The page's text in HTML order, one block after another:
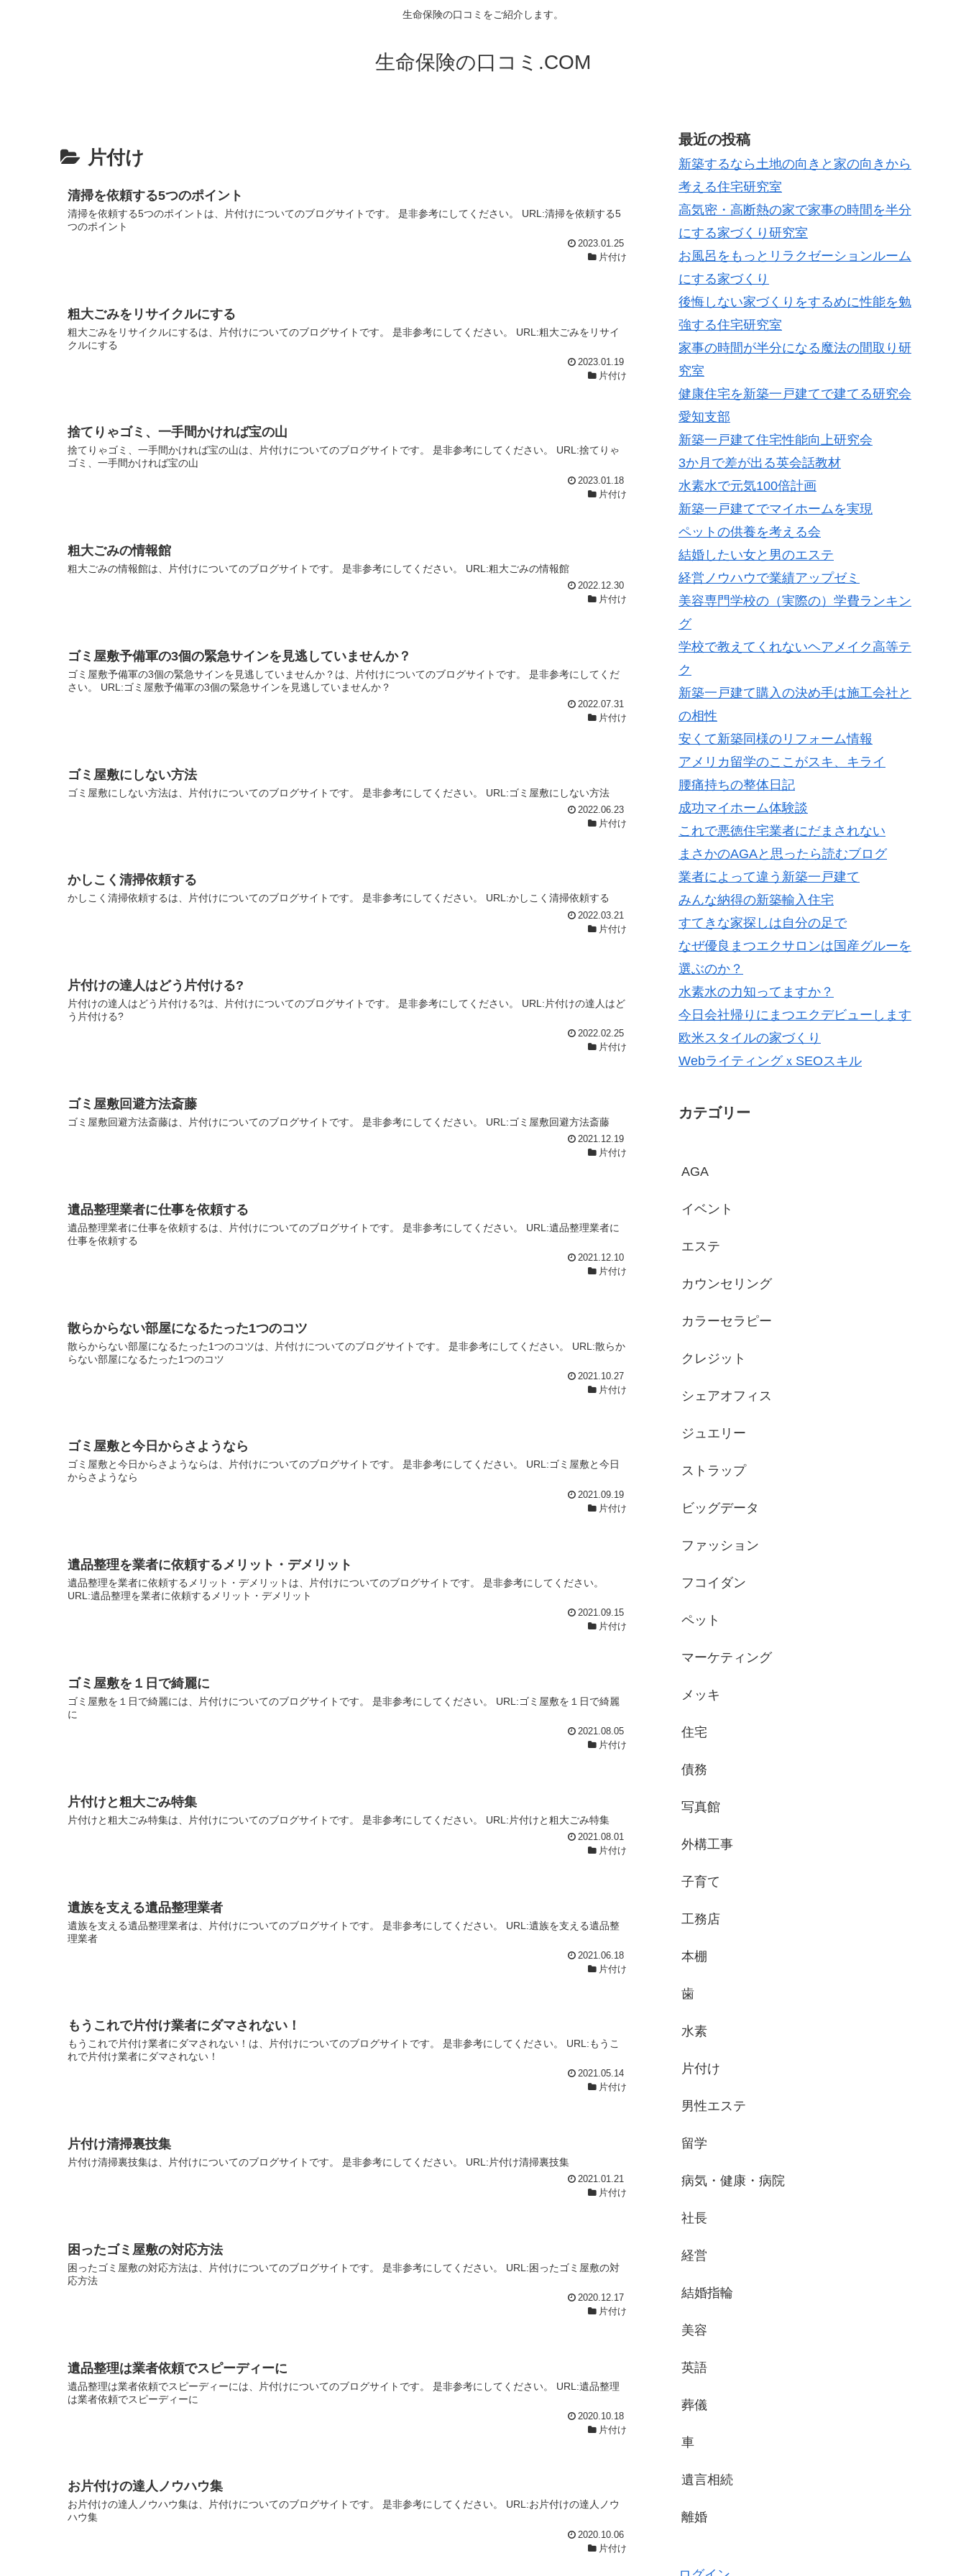
生命保険の口コミをご紹介します。
生命保険の口コミ.COM
片付け
清掃を依頼する5つのポイント
清掃を依頼する5つのポイントは、片付けについてのブログサイトです。 是非参考にしてください。 URL:清掃を依頼する5
つのポイント
2023.01.25
片付け
粗大ごみをリサイクルにする
粗大ごみをリサイクルにするは、片付けについてのブログサイトです。 是非参考にしてください。 URL:粗大ごみをリサイ
クルにする
2023.01.19
片付け
捨てりゃゴミ、一手間かければ宝の山
捨てりゃゴミ、一手間かければ宝の山は、片付けについてのブログサイトです。 是非参考にしてください。 URL:捨てりゃ
ゴミ、一手間かければ宝の山
2023.01.18
片付け
粗大ごみの情報館
粗大ごみの情報館は、片付けについてのブログサイトです。 是非参考にしてください。 URL:粗大ごみの情報館
2022.12.30
片付け
ゴミ屋敷予備軍の3個の緊急サインを見逃していませんか？
ゴミ屋敷予備軍の3個の緊急サインを見逃していませんか？は、片付けについてのブログサイトです。 是非参考にしてくだ
さい。 URL:ゴミ屋敷予備軍の3個の緊急サインを見逃していませんか？
2022.07.31
片付け
ゴミ屋敷にしない方法
ゴミ屋敷にしない方法は、片付けについてのブログサイトです。 是非参考にしてください。 URL:ゴミ屋敷にしない方法
2022.06.23
片付け
かしこく清掃依頼する
かしこく清掃依頼するは、片付けについてのブログサイトです。 是非参考にしてください。 URL:かしこく清掃依頼する
2022.03.21
片付け
片付けの達人はどう片付ける?
片付けの達人はどう片付ける?は、片付けについてのブログサイトです。 是非参考にしてください。 URL:片付けの達人はど
う片付ける?
2022.02.25
片付け
ゴミ屋敷回避方法斎藤
ゴミ屋敷回避方法斎藤は、片付けについてのブログサイトです。 是非参考にしてください。 URL:ゴミ屋敷回避方法斎藤
2021.12.19
片付け
遺品整理業者に仕事を依頼する
遺品整理業者に仕事を依頼するは、片付けについてのブログサイトです。 是非参考にしてください。 URL:遺品整理業者に
仕事を依頼する
2021.12.10
片付け
散らからない部屋になるたった1つのコツ
散らからない部屋になるたった1つのコツは、片付けについてのブログサイトです。 是非参考にしてください。 URL:散らか
らない部屋になるたった1つのコツ
2021.10.27
片付け
ゴミ屋敷と今日からさようなら
ゴミ屋敷と今日からさようならは、片付けについてのブログサイトです。 是非参考にしてください。 URL:ゴミ屋敷と今日
からさようなら
2021.09.19
片付け
遺品整理を業者に依頼するメリット・デメリット
遺品整理を業者に依頼するメリット・デメリットは、片付けについてのブログサイトです。 是非参考にしてください。
URL:遺品整理を業者に依頼するメリット・デメリット
2021.09.15
片付け
ゴミ屋敷を１日で綺麗に
ゴミ屋敷を１日で綺麗には、片付けについてのブログサイトです。 是非参考にしてください。 URL:ゴミ屋敷を１日で綺麗
に
2021.08.05
片付け
片付けと粗大ごみ特集
片付けと粗大ごみ特集は、片付けについてのブログサイトです。 是非参考にしてください。 URL:片付けと粗大ごみ特集
2021.08.01
片付け
遺族を支える遺品整理業者
遺族を支える遺品整理業者は、片付けについてのブログサイトです。 是非参考にしてください。 URL:遺族を支える遺品整
理業者
2021.06.18
片付け
もうこれで片付け業者にダマされない！
もうこれで片付け業者にダマされない！は、片付けについてのブログサイトです。 是非参考にしてください。 URL:もうこ
れで片付け業者にダマされない！
2021.05.14
片付け
片付け清掃裏技集
片付け清掃裏技集は、片付けについてのブログサイトです。 是非参考にしてください。 URL:片付け清掃裏技集
2021.01.21
片付け
困ったゴミ屋敷の対応方法
困ったゴミ屋敷の対応方法は、片付けについてのブログサイトです。 是非参考にしてください。 URL:困ったゴミ屋敷の対
応方法
2020.12.17
片付け
遺品整理は業者依頼でスピーディーに
遺品整理は業者依頼でスピーディーには、片付けについてのブログサイトです。 是非参考にしてください。 URL:遺品整理
は業者依頼でスピーディーに
2020.10.18
片付け
お片付けの達人ノウハウ集
お片付けの達人ノウハウ集は、片付けについてのブログサイトです。 是非参考にしてください。 URL:お片付けの達人ノウ
ハウ集
2020.10.06
片付け
最近の投稿
新築するなら土地の向きと家の向きから
考える住宅研究室
高気密・高断熱の家で家事の時間を半分
にする家づくり研究室
お風呂をもっとリラクゼーションルーム
にする家づくり
後悔しない家づくりをするめに性能を勉
強する住宅研究室
家事の時間が半分になる魔法の間取り研
究室
健康住宅を新築一戸建てで建てる研究会
愛知支部
新築一戸建て住宅性能向上研究会
3か月で差が出る英会話教材
水素水で元気100倍計画
新築一戸建てでマイホームを実現
ペットの供養を考える会
結婚したい女と男のエステ
経営ノウハウで業績アップゼミ
美容専門学校の（実際の）学費ランキン
グ
学校で教えてくれないヘアメイク高等テ
ク
新築一戸建て購入の決め手は施工会社と
の相性
安くて新築同様のリフォーム情報
アメリカ留学のここがスキ、キライ
腰痛持ちの整体日記
成功マイホーム体験談
これで悪徳住宅業者にだまされない
まさかのAGAと思ったら読むブログ
業者によって違う新築一戸建て
みんな納得の新築輸入住宅
すてきな家探しは自分の足で
なぜ優良まつエクサロンは国産グルーを
選ぶのか？
水素水の力知ってますか？
今日会社帰りにまつエクデビューします
欧米スタイルの家づくり
WebライティングｘSEOスキル
カテゴリー
AGA
イベント
エステ
カウンセリング
カラーセラピー
クレジット
シェアオフィス
ジュエリー
ストラップ
ビッグデータ
ファッション
フコイダン
ペット
マーケティング
メッキ
住宅
債務
写真館
外構工事
子育て
工務店
本棚
歯
水素
片付け
男性エステ
留学
病気・健康・病院
社長
経営
結婚指輪
美容
英語
葬儀
車
遺言相続
離婚